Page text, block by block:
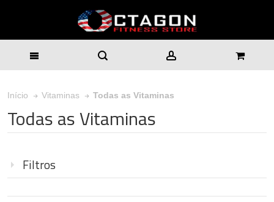
Início Vitaminas Todas as Vitaminas
Todas as Vitaminas
Filtros